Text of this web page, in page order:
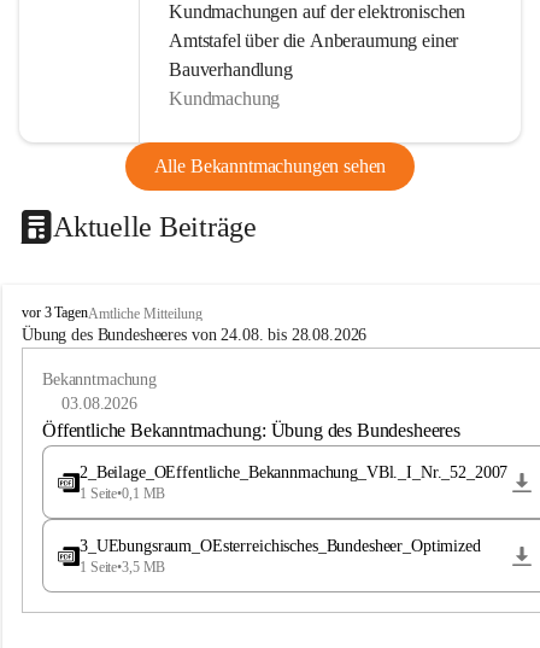
Kundmachungen auf der elektronischen
Amtstafel über die Anberaumung einer
Bauverhandlung
Kundmachung
Alle Bekanntmachungen sehen
Aktuelle Beiträge
B
u
e
vor 3 TagenAmtliche Mitteilung
Übung des Bundesheeres von 24.08. bis 28.08.2026
Bekanntmachung
03.08.2026
Öffentliche Bekanntmachung: Übung des Bundesheeres
2_Beilage_OEffentliche_Bekannmachung_VBl._I_Nr._52_2007
1 Seite•0,1 MB
3_UEbungsraum_OEsterreichisches_Bundesheer_Optimized
1 Seite•3,5 MB